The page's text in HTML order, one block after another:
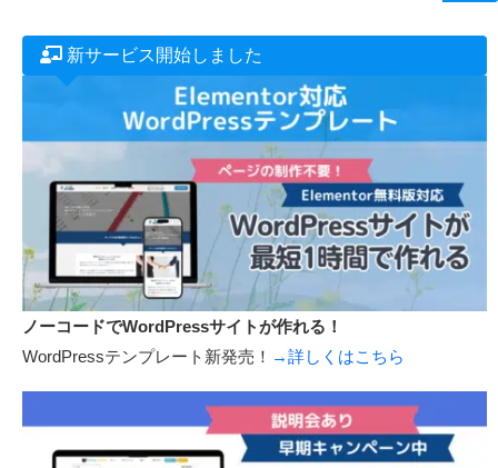
新サービス開始しました
ノーコードでWordPressサイトが作れる！
WordPressテンプレート新発売！ →詳しくはこちら